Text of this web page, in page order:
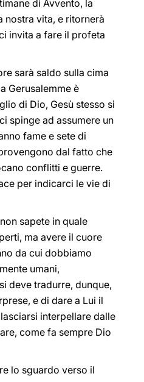
di Avvento, la
nostra vita, e ritornerà
invita a fare il profeta
sarà saldo sulla cima
Gerusalemme è
di Dio, Gesù stesso si
spinge ad assumere un
fame e sete di
dal fatto che
conflitti e guerre.
per indicarci le vie di
sapete in quale
ma avere il cuore
da cui dobbiamo
umani,
deve tradurre, dunque,
e di dare a Lui il
interpellare dalle
come fa sempre Dio
lo sguardo verso il